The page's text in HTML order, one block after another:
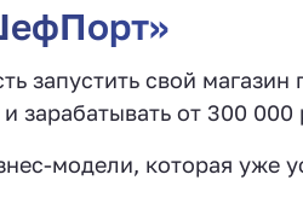
запустить свой
зарабатывать от 300
модели, которая уже